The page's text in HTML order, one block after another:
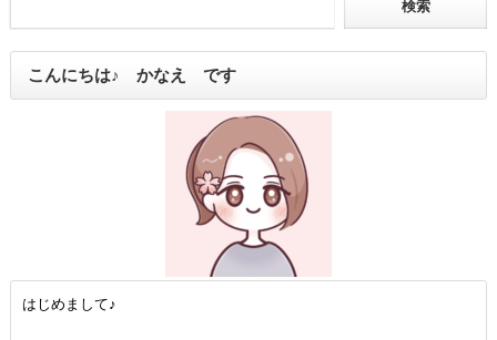
こんにちは♪ かなえ です
はじめまして♪